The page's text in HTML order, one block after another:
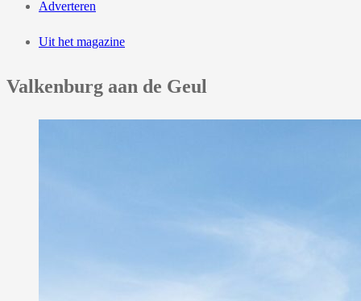
Adverteren
Uit het magazine
Valkenburg aan de Geul